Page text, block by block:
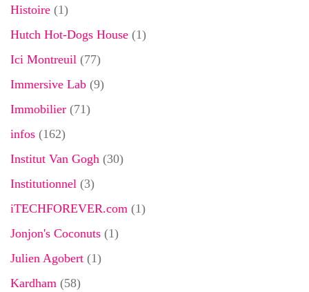
Histoire (1)
Hutch Hot-Dogs House (1)
Ici Montreuil (77)
Immersive Lab (9)
Immobilier (71)
infos (162)
Institut Van Gogh (30)
Institutionnel (3)
iTECHFOREVER.com (1)
Jonjon's Coconuts (1)
Julien Agobert (1)
Kardham (58)